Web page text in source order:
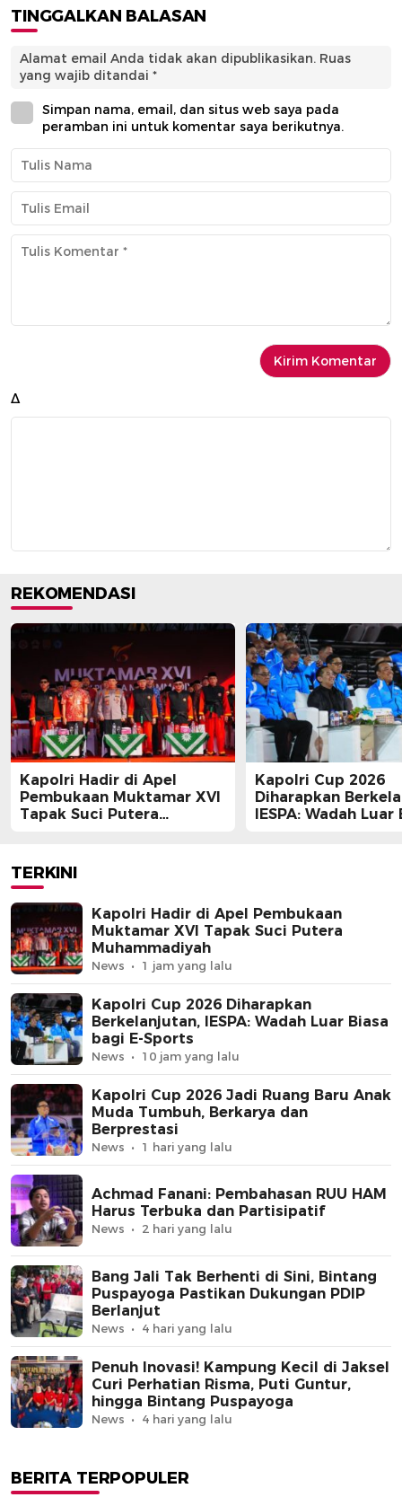
TINGGALKAN BALASAN
Alamat email Anda tidak akan dipublikasikan. Ruas
yang wajib ditandai *
Simpan nama, email, dan situs web saya pada
peramban ini untuk komentar saya berikutnya.
Δ
REKOMENDASI
Kapolri Hadir di Apel
Pembukaan Muktamar XVI
Tapak Suci Putera
Kapolri Cup 2026
Diharapkan
IESPA: Wadah Luar
TERKINI
Kapolri Hadir di Apel Pembukaan
Muktamar XVI Tapak Suci Putera
Muhammadiyah
News 1 jam yang lalu
Kapolri Cup 2026 Diharapkan
Berkelanjutan, IESPA: Wadah Luar Biasa
bagi E-Sports
News 10 jam yang lalu
Kapolri Cup 2026 Jadi Ruang Baru Anak
Muda Tumbuh, Berkarya dan
Berprestasi
News 1 hari yang lalu
Achmad Fanani: Pembahasan RUU HAM
Harus Terbuka dan Partisipatif
News 2 hari yang lalu
Bang Jali Tak Berhenti di Sini, Bintang
Puspayoga Pastikan Dukungan PDIP
Berlanjut
News 4 hari yang lalu
Penuh Inovasi! Kampung Kecil di Jaksel
Curi Perhatian Risma, Puti Guntur,
hingga Bintang Puspayoga
News 4 hari yang lalu
BERITA TERPOPULER